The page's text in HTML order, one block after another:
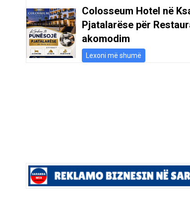
Colosseum Hotel në
Pjatalarëse për
akomodim
Lexoni më shumë